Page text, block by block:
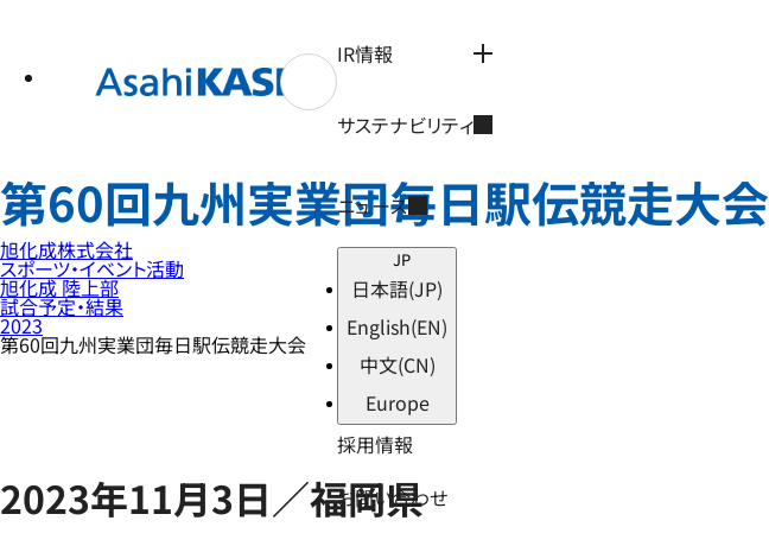
IR情報
サステナビリティ
ニュース
JP
日本語(JP)
English(EN)
中文(CN)
Europe
採用情報
お問い合わせ
第60回九州実業団毎日駅伝競走大会
旭化成株式会社
スポーツ・イベント活動
旭化成 陸上部
試合予定・結果
2023
第60回九州実業団毎日駅伝競走大会
2023年11月3日／福岡県